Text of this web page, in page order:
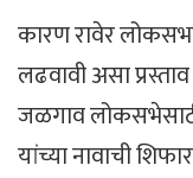
कारण रावेर
लढवावी असा
जळगाव
यांच्या नावाची